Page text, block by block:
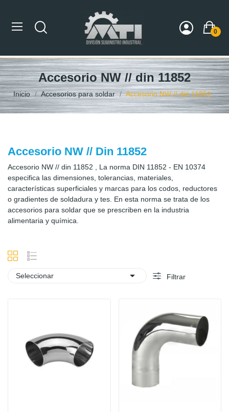
0
Accesorio NW // din 11852
Inicio Accesorios para soldar Accesorio NW // din 11852
Accesorio NW // Din 11852
Accesorio NW // din 11852 , La norma DIN 11852 - EN 10374
especifica las dimensiones, tolerancias, materiales,
características superficiales y marcas para los codos, reductores
o gradientes de soldadura y tes. En esta norma se trata de los
accesorios para soldar que se prescriben en la industria
alimentaria y química.
Seleccionar  Filtrar